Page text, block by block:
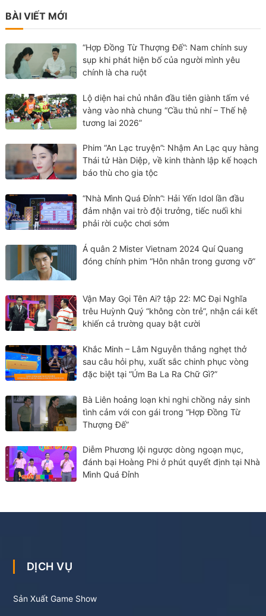
BÀI VIẾT MỚI
“Hợp Đồng Từ Thượng Đế”: Nam chính suy
sụp khi phát hiện bố của người mình yêu
chính là cha ruột
Lộ diện hai chủ nhân đầu tiên giành tấm vé
vàng vào nhà chung “Cầu thủ nhí – Thế hệ
tương lai 2026”
Phim “An Lạc truyện”: Nhậm An Lạc quy hàng
Thái tử Hàn Diệp, về kinh thành lập kế hoạch
báo thù cho gia tộc
“Nhà Mình Quá Đỉnh”: Hải Yến Idol lần đầu
đảm nhận vai trò đội trưởng, tiếc nuối khi
phải rời cuộc chơi sớm
Á quân 2 Mister Vietnam 2024 Quí Quang
đóng chính phim “Hôn nhân trong gương vỡ”
Vận May Gọi Tên Ai? tập 22: MC Đại Nghĩa
trêu Huỳnh Quý “không còn trẻ”, nhận cái kết
khiến cả trường quay bật cười
Khắc Minh – Lâm Nguyễn thắng nghẹt thở
sau câu hỏi phụ, xuất sắc chinh phục vòng
đặc biệt tại “Úm Ba La Ra Chữ Gì?”
Bà Liên hoảng loạn khi nghi chồng nảy sinh
tình cảm với con gái trong “Hợp Đồng Từ
Thượng Đế”
Diễm Phương lội ngược dòng ngoạn mục,
đánh bại Hoàng Phi ở phút quyết định tại Nhà
Mình Quá Đỉnh
DỊCH VỤ
Sản Xuất Game Show